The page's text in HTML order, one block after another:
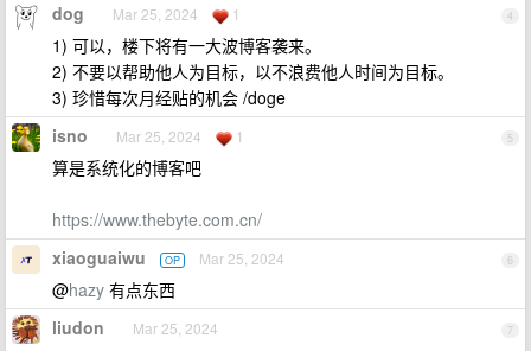
4
dog Mar 25, 2024 1
1) 可以，楼下将有一大波博客袭来。
2) 不要以帮助他人为目标，以不浪费他人时间为目标。
3) 珍惜每次月经贴的机会 /doge
5
isno Mar 25, 2024 1
算是系统化的博客吧
https://www.thebyte.com.cn/
6
xiaoguaiwu OP Mar 25, 2024
@hazy 有点东西
7
liudon Mar 25, 2024